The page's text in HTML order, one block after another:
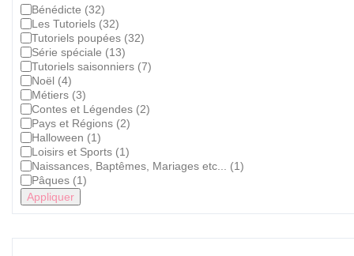
Catégorie
Bénédicte (32)
Les Tutoriels (32)
Tutoriels poupées (32)
Série spéciale (13)
Tutoriels saisonniers (7)
Noël (4)
Métiers (3)
Contes et Légendes (2)
Pays et Régions (2)
Halloween (1)
Loisirs et Sports (1)
Naissances, Baptêmes, Mariages etc... (1)
Pâques (1)
Appliquer